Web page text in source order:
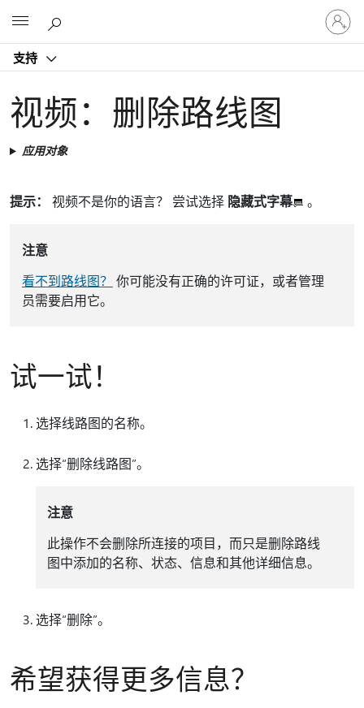
支持
请
登
录
视频：删除路线图
应用对象
提示： 视频不是你的语言？ 尝试选择 隐藏式字幕 。
注意
看不到路线图？ 你可能没有正确的许可证，或者管理
员需要启用它。
试一试！
选择线路图的名称。
选择“删除线路图”。
注意
此操作不会删除所连接的项目，而只是删除路线
图中添加的名称、状态、信息和其他详细信息。
选择“删除”。
希望获得更多信息？